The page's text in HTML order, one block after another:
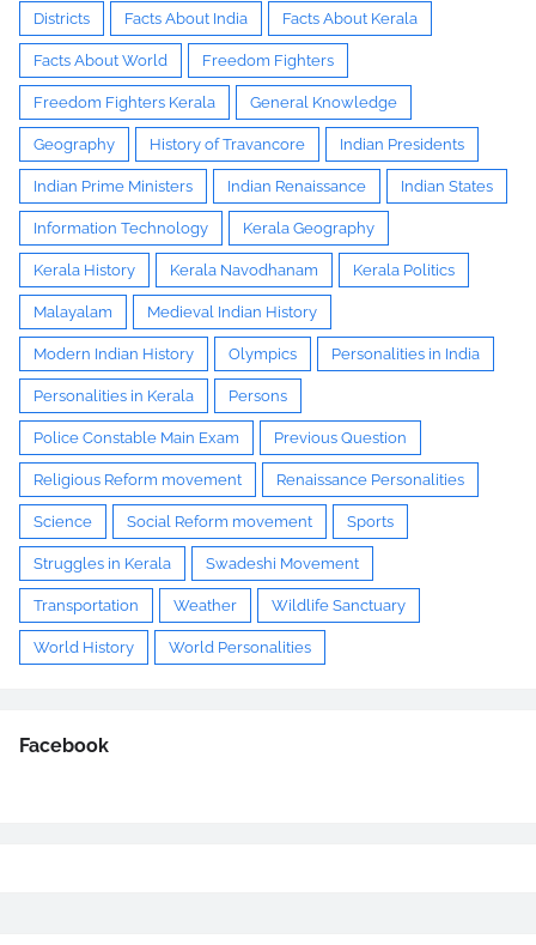
Districts Facts About India Facts About Kerala
Facts About World Freedom Fighters
Freedom Fighters Kerala General Knowledge
Geography History of Travancore Indian Presidents
Indian Prime Ministers Indian Renaissance Indian States
Information Technology Kerala Geography
Kerala History Kerala Navodhanam Kerala Politics
Malayalam Medieval Indian History
Modern Indian History Olympics Personalities in India
Personalities in Kerala Persons
Police Constable Main Exam Previous Question
Religious Reform movement Renaissance Personalities
Science Social Reform movement Sports
Struggles in Kerala Swadeshi Movement
Transportation Weather Wildlife Sanctuary
World History World Personalities
Facebook